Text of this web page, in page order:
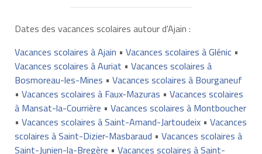
Dates des vacances scolaires autour d'Ajain :
Vacances scolaires à Ajain • Vacances scolaires à Glénic•
Vacances scolaires à Auriat • Vacances scolaires à
Bosmoreau-les-Mines • Vacances scolaires à Bourganeuf
• Vacances scolaires à Faux-Mazuras • Vacances scolaires
à Mansat-la-Courrière • Vacances scolaires à Montboucher
• Vacances scolaires à Saint-Amand-Jartoudeix• Vacances
scolaires à Saint-Dizier-Masbaraud • Vacances scolaires à
Saint-Junien-la-Bregère • Vacances scolaires à Saint-